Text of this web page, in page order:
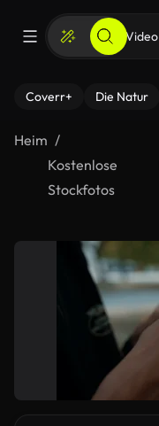
Coverr+ Die Natur
Heim
Kostenlose
Stockfotos